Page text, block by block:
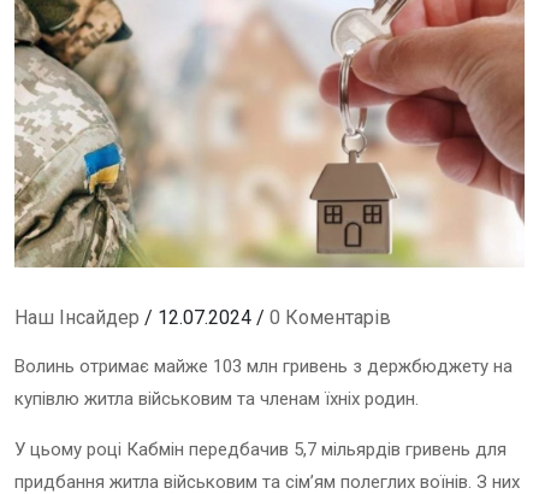
Наш Інсайдер / 12.07.2024 / 0 Коментарів
Волинь отримає майже 103 млн гривень з держбюджету на
купівлю житла військовим та членам їхніх родин.
У цьому році Кабмін передбачив 5,7 мільярдів гривень для
придбання житла військовим та сім’ям полеглих воїнів. З них